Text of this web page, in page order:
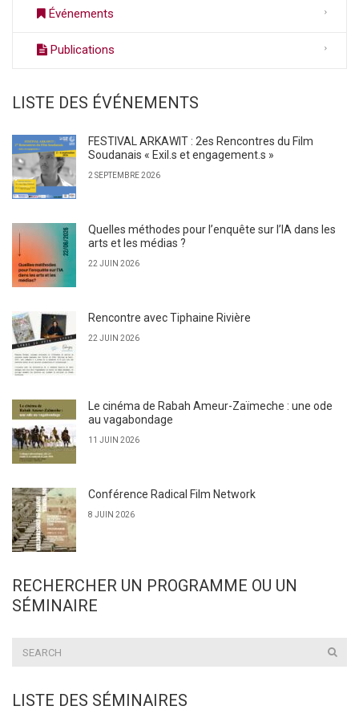
Événements
Publications
LISTE DES ÉVÉNEMENTS
FESTIVAL ARKAWIT : 2es Rencontres du Film
Soudanais « Exil.s et engagement.s »
2 SEPTEMBRE 2026
Quelles méthodes pour l’enquête sur l’IA dans les
arts et les médias ?
22 JUIN 2026
Rencontre avec Tiphaine Rivière
22 JUIN 2026
Le cinéma de Rabah Ameur-Zaïmeche : une ode
au vagabondage
11 JUIN 2026
Conférence Radical Film Network
8 JUIN 2026
RECHERCHER UN PROGRAMME OU UN
SÉMINAIRE
LISTE DES SÉMINAIRES